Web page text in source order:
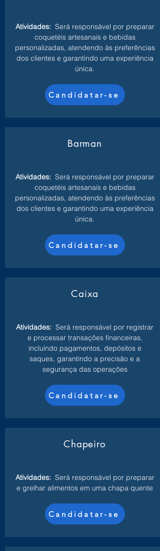
Atividades: Será responsável por preparar
coquetéis artesanais e bebidas
personalizadas, atendendo às preferências
dos clientes e garantindo uma experiência
única.
Candidatar-se
Barman
Atividades: Será responsável por preparar
coquetéis artesanais e bebidas
personalizadas, atendendo às preferências
dos clientes e garantindo uma experiência
única.
Candidatar-se
Caixa
Atividades: Será responsável por registrar
e processar transações financeiras,
incluindo pagamentos, depósitos e
saques, garantindo a precisão e a
segurança das operações
Candidatar-se
Chapeiro
Atividades: Será responsável por preparar
e grelhar alimentos em uma chapa quente
Candidatar-se